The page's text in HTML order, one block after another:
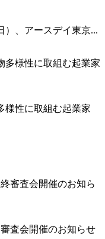
）、アースデイ東京...
様性に取組む起業家
査会開催のお知らせ